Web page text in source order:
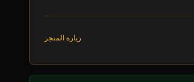
زيارة المتجر